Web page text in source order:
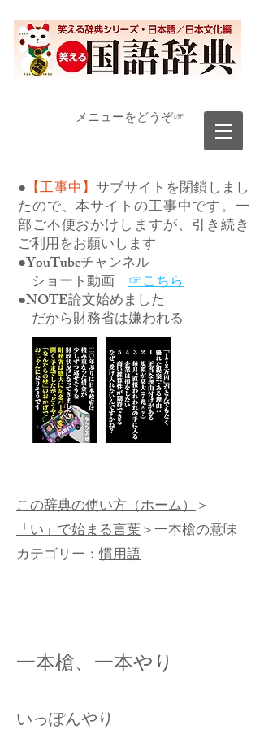
​メニューをどうぞ☞
● 【工事中】サブサイトを閉鎖しまし
たので、本サイトの工事中です。一
部ご不便おかけしますが、引き続き
ご利用をお願いします
●YouTubeチャンネル
ショート動画 ☞こちら
●NOTE論文始めました
だから財務省は嫌われる
この辞典の使い方（ホーム）＞
「い」で始まる言葉＞一本槍の意味
カテゴリー：慣用語
一本槍、一本やり
いっぽんやり